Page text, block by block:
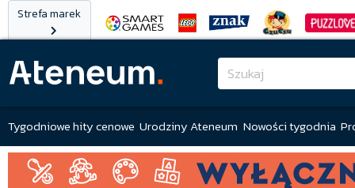
Strefa marek
Tygodniowe hity cenowe Urodziny Ateneum Nowości tygodnia